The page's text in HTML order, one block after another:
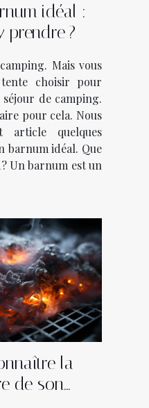
idéal :
prendre ?
Mais vous
choisir pour
de camping.
pour cela. Nous
article quelques
barnum idéal. Que
Un barnum est un
la
de son